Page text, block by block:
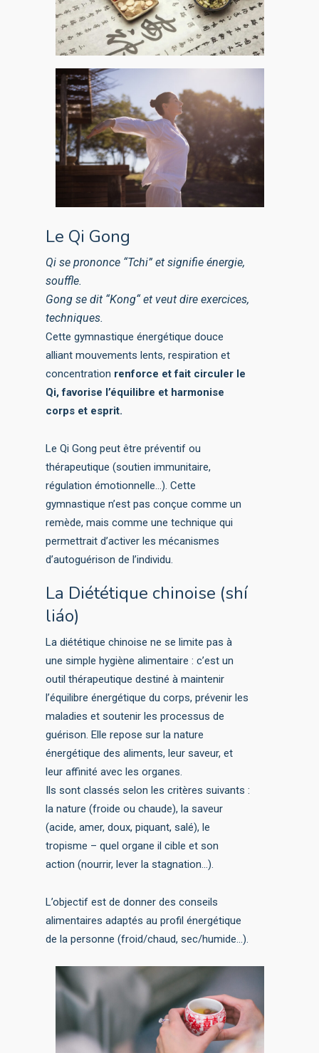
Le Qi Gong
Qi se prononce “Tchi” et signifie énergie,
souffle.
Gong se dit “Kong“ et veut dire exercices,
techniques.
Cette gymnastique énergétique douce
alliant mouvements lents, respiration et
concentration renforce et fait circuler le
Qi, favorise l’équilibre et harmonise
corps et esprit.
Le Qi Gong peut être préventif ou
thérapeutique (soutien immunitaire,
régulation émotionnelle…). Cette
gymnastique n’est pas conçue comme un
remède, mais comme une technique qui
permettrait d’activer les mécanismes
d’autoguérison de l’individu.
La Diététique chinoise (shí
liáo)
La diététique chinoise ne se limite pas à
une simple hygiène alimentaire : c’est un
outil thérapeutique destiné à maintenir
l’équilibre énergétique du corps, prévenir les
maladies et soutenir les processus de
guérison. Elle repose sur la nature
énergétique des aliments, leur saveur, et
leur affinité avec les organes.
Ils sont classés selon les critères suivants :
la nature (froide ou chaude), la saveur
(acide, amer, doux, piquant, salé), le
tropisme – quel organe il cible et son
action (nourrir, lever la stagnation…).
L’objectif est de donner des conseils
alimentaires adaptés au profil énergétique
de la personne (froid/chaud, sec/humide…).